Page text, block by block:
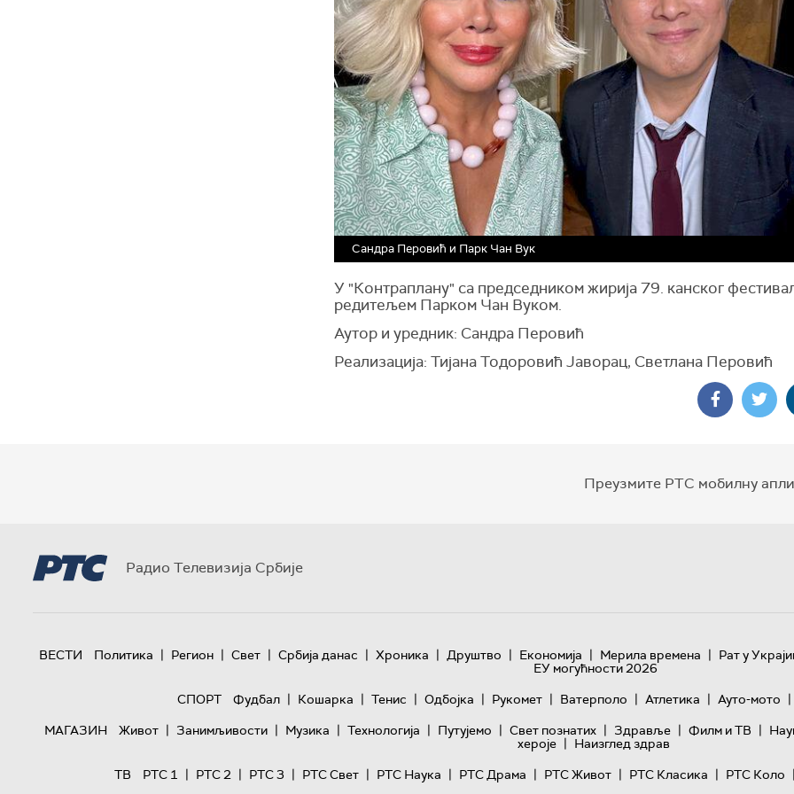
Сандра Перовић и Парк Чан Вук
У "Контраплану" са председником жирија 79. канског
редитељем Парком Чан Вуком.
Аутор и уредник: Сандра Перовић
Реализација: Тијана Тодоровић Јаворац, Светлана Перовић
Преузмите РТС мобилну
Радио Телевизија Србије
ВЕСТИ Политика | Регион | Свет | Србија данас | Хроника | Друштво | Економија | Мерила времена | Рат у
ЕУ могућности 2026
СПОРТ
Фудбал | Кошарка | Тенис | Одбојка | Рукомет | Ватерполо | Атлетика | Ауто-мото |
МАГАЗИН Живот | Занимљивости | Музика | Технологијa | Путујемо | Свет познатих | Здравље | Филм и ТВ |
хероје | Наизглед здрав
ТВ
РТС 1 | РТС 2 | РТС 3 | РТС Свет | РТС Наука | РТС Драма | РТС Живот | РТС Класика | РТС Коло